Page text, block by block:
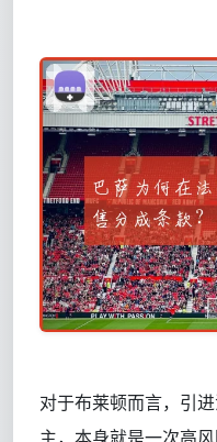
对于布莱顿而言，引